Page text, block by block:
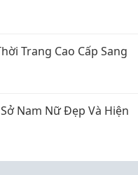
Trang Cao Cấp Sang
Nam Nữ Đẹp Và Hiện